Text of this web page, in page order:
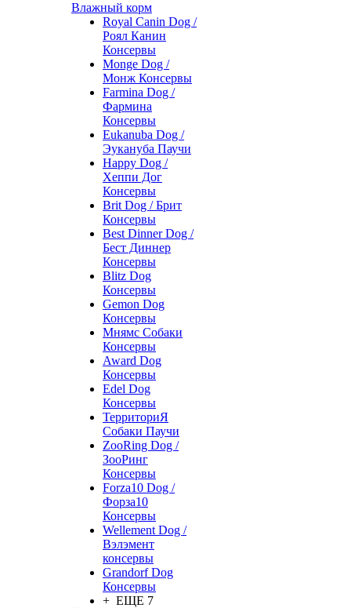
Влажный корм
Royal Canin Dog /
Роял Канин
Консервы
Monge Dog /
Монж Консервы
Farmina Dog /
Фармина
Консервы
Eukanuba Dog /
Эукануба Паучи
Happy Dog /
Хеппи Дог
Консервы
Brit Dog / Брит
Консервы
Best Dinner Dog /
Бест Диннер
Консервы
Blitz Dog
Консервы
Gemon Dog
Консервы
Мнямс Собаки
Консервы
Award Dog
Консервы
Edel Dog
Консервы
ТерриториЯ
Собаки Паучи
ZooRing Dog /
ЗооРинг
Консервы
Forza10 Dog /
Форза10
Консервы
Wellement Dog /
Вэлэмент
консервы
Grandorf Dog
Консервы
+ ЕЩЕ 7